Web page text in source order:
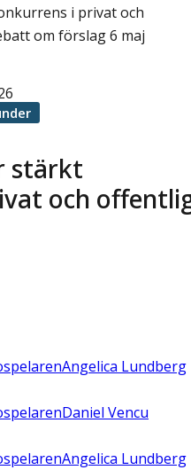
i privat och
om förslag 6 maj
stärkt
och
Angelica Lundberg
Daniel Vencu
Angelica Lundberg